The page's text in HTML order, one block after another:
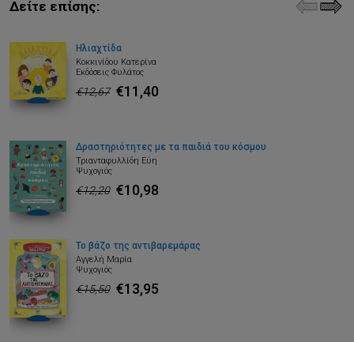
Δείτε επίσης:
Ηλιαχτίδα
Κοκκινίδου Κατερίνα
Εκδόσεις Φυλάτος
€12,67 €11,40
Δραστηριότητες με τα παιδιά του κόσμου
Τριανταφυλλίδη Εύη
Ψυχογιός
€12,20 €10,98
Το βάζο της αντιβαρεμάρας
Αγγελή Μαρία
Ψυχογιός
€15,50 €13,95